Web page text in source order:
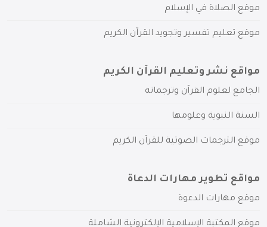
موقع الصلاة في الإسلام
موقع تعليم تفسير وتجويد القرآن الكريم
مواقع نشر وتعليم القرآن الكريم
الجامع لعلوم القرآن وترجماته
السنة النبوية وعلومها
موقع الترجمات الصوتية للقرآن الكريم
مواقع تطوير مهارات الدعاة
موقع مهارات الدعوة
موقع المكتبة الإسلامية الإلكترونية الشاملة